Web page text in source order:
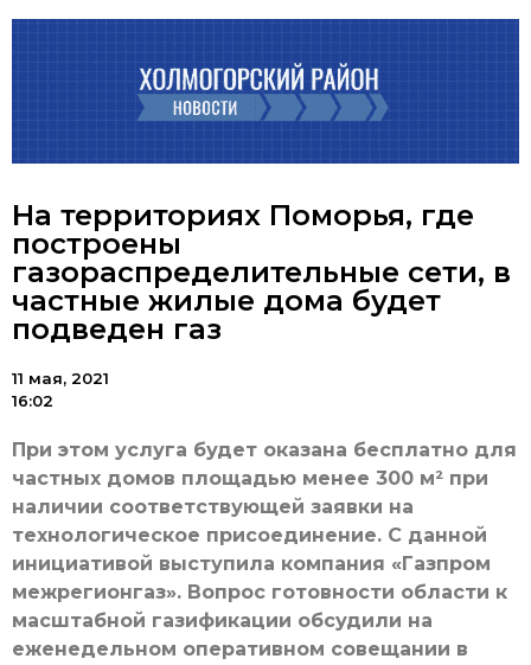
На территориях Поморья, где
построены
газораспределительные сети, в
частные жилые дома будет
подведен газ
11 мая, 2021
16:02
При этом услуга будет оказана бесплатно для
частных домов площадью менее 300 м² при
наличии соответствующей заявки на
технологическое присоединение. С данной
инициативой выступила компания «Газпром
межрегионгаз». Вопрос готовности области к
масштабной газификации обсудили на
еженедельном оперативном совещании в